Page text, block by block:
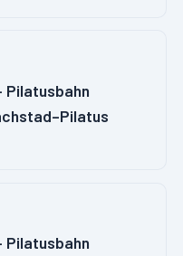
Pilatusbahn
Pilatusbahn